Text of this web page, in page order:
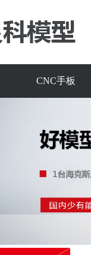
CNC手板